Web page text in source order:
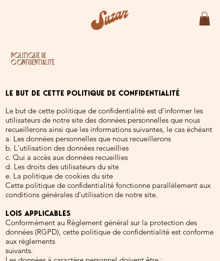
Politique de
confidentialité
LE BUT DE CETTE POLITIQUE DE CONFIDENTIALITÉ
Le but de cette politique de confidentialité est d'informer les
utilisateurs de notre site des données personnelles que nous
recueillerons ainsi que les informations suivantes, le cas échéant
a. Les données personnelles que nous recueillerons
b. L'utilisation des données recueillies
c. Qui a accès aux données recueillies
d. Les droits des utilisateurs du site
e. La politique de cookies du site
Cette politique de confidentialité fonctionne parallèlement aux
conditions générales d'utilisation de notre site.
LOIS APPLICABLES
Conformément au Règlement général sur la protection des
données (RGPD), cette politique de confidentialité est conforme
aux règlements
suivants.